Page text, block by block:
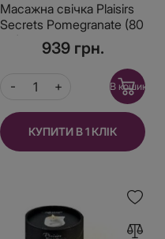
Масажна свічка Plaisirs
Secrets Pomegranate (80
мл) подарункова
упаковка, керамічний
939 грн.
В кошик
КУПИТИ В 1 КЛІК